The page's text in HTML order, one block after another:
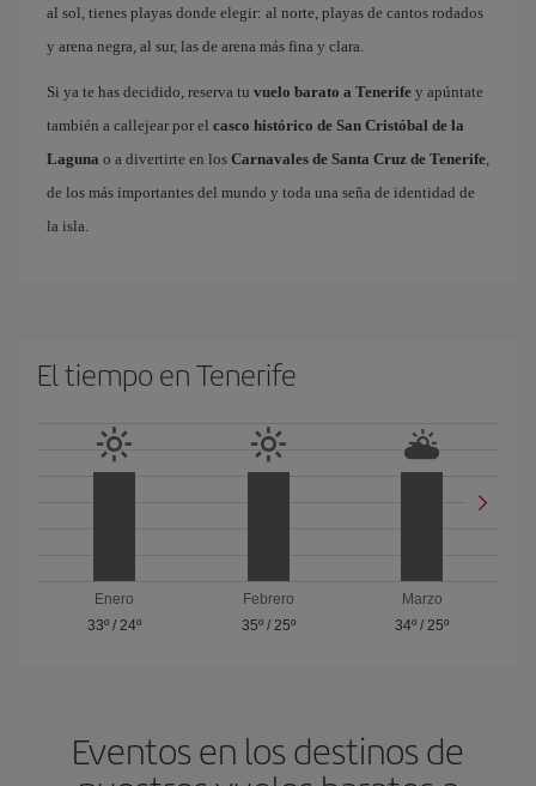
al sol, tienes playas donde elegir: al norte, playas de cantos rodados
y arena negra, al sur, las de arena más fina y clara.
Si ya te has decidido, reserva tu vuelo barato a Tenerife y apúntate
también a callejear por el casco histórico de San Cristóbal de la
Laguna o a divertirte en los Carnavales de Santa Cruz de Tenerife,
de los más importantes del mundo y toda una seña de identidad de
la isla.
El tiempo en Tenerife
Enero
33º/ 24º
Febrero
35º/ 25º
Marzo
34º /25º
Eventos en los destinos de